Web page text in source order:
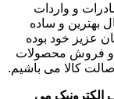
زمینه صادرات و واردات
بهترین و ساده
عزیز خود بوده
و فروش محصولات
کالا می باشیم.
می